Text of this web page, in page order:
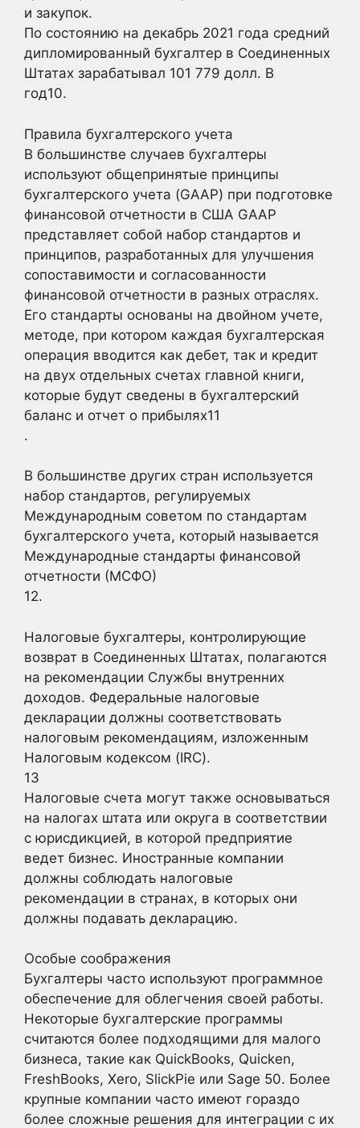
и закупок.
По состоянию на декабрь 2021 года средний
дипломированный бухгалтер в Соединенных
Штатах зарабатывал 101 779 долл. В
год10.
Правила бухгалтерского учета
В большинстве случаев бухгалтеры
используют общепринятые принципы
бухгалтерского учета (GAAP) при подготовке
финансовой отчетности в США GAAP
представляет собой набор стандартов и
принципов, разработанных для улучшения
сопоставимости и согласованности
финансовой отчетности в разных отраслях.
Его стандарты основаны на двойном учете,
методе, при котором каждая бухгалтерская
операция вводится как дебет, так и кредит
на двух отдельных счетах главной книги,
которые будут сведены в бухгалтерский
баланс и отчет о прибылях11
.
В большинстве других стран используется
набор стандартов, регулируемых
Международным советом по стандартам
бухгалтерского учета, который называется
Международные стандарты финансовой
отчетности (МСФО)
12.
Налоговые бухгалтеры, контролирующие
возврат в Соединенных Штатах, полагаются
на рекомендации Службы внутренних
доходов. Федеральные налоговые
декларации должны соответствовать
налоговым рекомендациям, изложенным
Налоговым кодексом (IRC).
13
Налоговые счета могут также основываться
на налогах штата или округа в соответствии
с юрисдикцией, в которой предприятие
ведет бизнес. Иностранные компании
должны соблюдать налоговые
рекомендации в странах, в которых они
должны подавать декларацию.
Особые соображения
Бухгалтеры часто используют программное
обеспечение для облегчения своей работы.
Некоторые бухгалтерские программы
считаются более подходящими для малого
бизнеса, такие как QuickBooks, Quicken,
FreshBooks, Xero, SlickPie или Sage 50. Более
крупные компании часто имеют гораздо
более сложные решения для интеграции с их